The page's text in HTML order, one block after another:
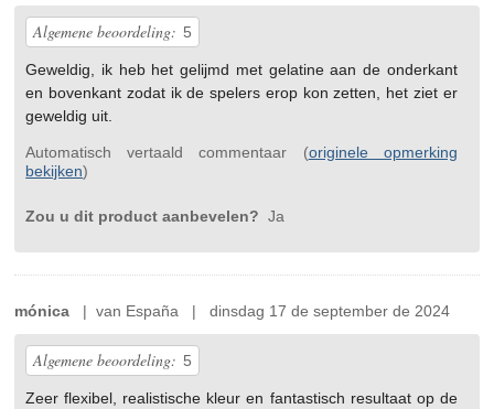
Algemene beoordeling: 5
Geweldig, ik heb het gelijmd met gelatine aan de onderkant
en bovenkant zodat ik de spelers erop kon zetten, het ziet er
geweldig uit.
Automatisch vertaald commentaar (originele opmerking
bekijken)
Zou u dit product aanbevelen? Ja
mónica | van España | dinsdag 17 de september de 2024
Algemene beoordeling: 5
Zeer flexibel, realistische kleur en fantastisch resultaat op de